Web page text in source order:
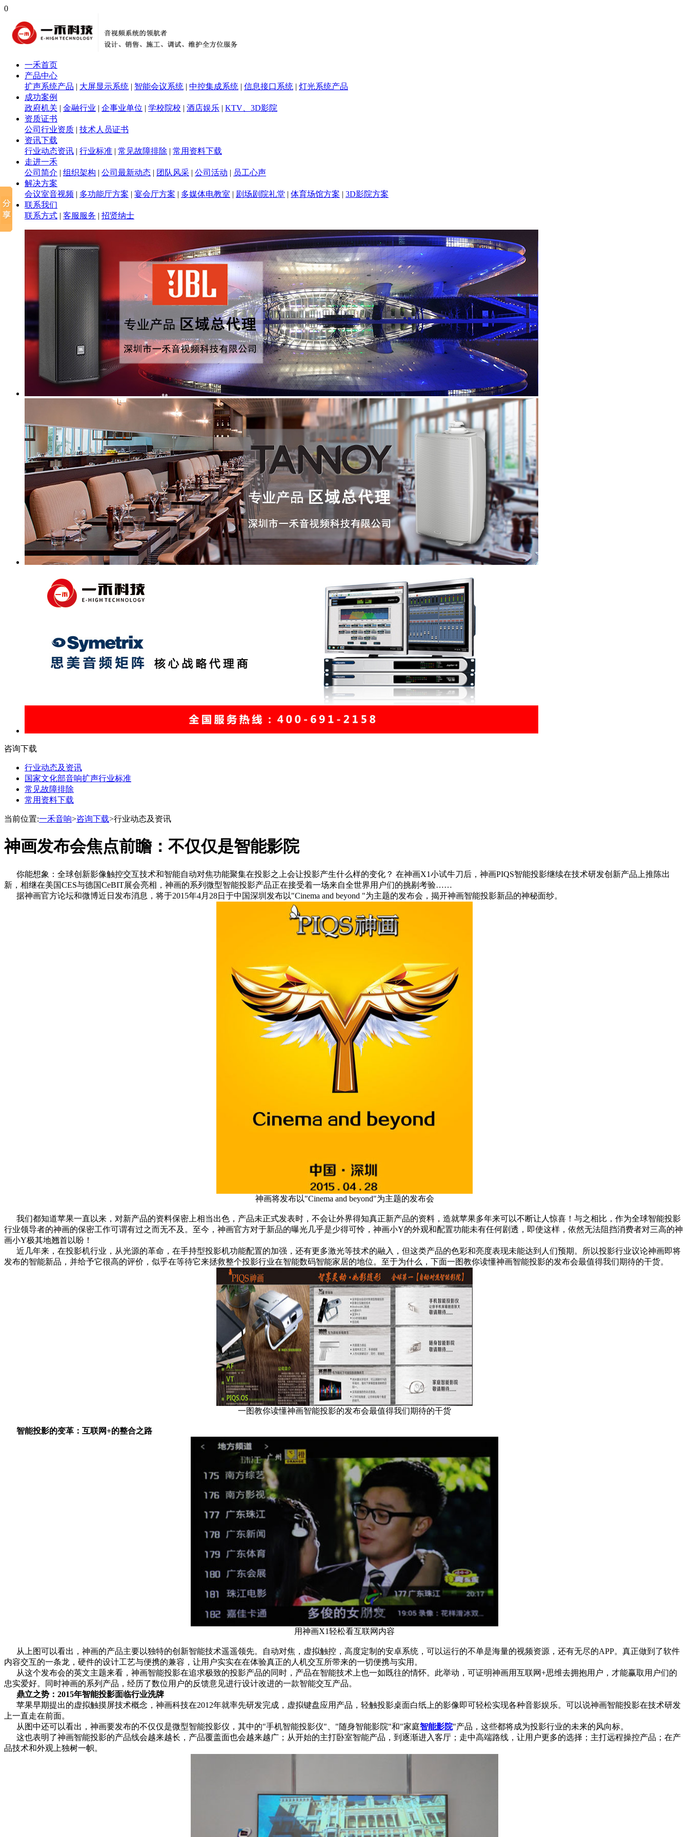
0
一禾首页
产品中心
扩声系统产品 | 大屏显示系统 | 智能会议系统 | 中控集成系统 | 信息接口系统 | 灯光系统产品
成功案例
政府机关 | 金融行业 | 企事业单位 | 学校院校 | 酒店娱乐 | KTV、3D影院
资质证书
公司行业资质 | 技术人员证书
资讯下载
行业动态资讯 | 行业标准 | 常见故障排除 | 常用资料下载
走进一禾
公司简介 | 组织架构 | 公司最新动态 | 团队风采 | 公司活动 | 员工心声
解决方案
会议室音视频 | 多功能厅方案 | 宴会厅方案 | 多媒体电教室 | 剧场剧院礼堂 | 体育场馆方案 | 3D影院方案
联系我们
联系方式 | 客服服务 | 招贤纳士
咨询下载
行业动态及资讯
国家文化部音响扩声行业标准
常见故障排除
常用资料下载
当前位置:一禾音响>咨询下载>行业动态及资讯
神画发布会焦点前瞻：不仅仅是智能影院
你能想象：全球创新影像触控交互技术和智能自动对焦功能聚集在投影之上会让投影产生什么样的变化？ 在神画X1小试牛刀后，神画PIQS智能投影继续在技术研发创新产品上推陈出
新，相继在美国CES与德国CeBIT展会亮相，神画的系列微型智能投影产品正在接受着一场来自全世界用户们的挑剔考验……
据神画官方论坛和微博近日发布消息，将于2015年4月28日于中国深圳发布以"Cinema and beyond "为主题的发布会，揭开神画智能投影新品的神秘面纱。
神画将发布以"Cinema and beyond"为主题的发布会
我们都知道苹果一直以来，对新产品的资料保密上相当出色，产品未正式发表时，不会让外界得知真正新产品的资料，造就苹果多年来可以不断让人惊喜！与之相比，作为全球智能投影
行业领导者的神画的保密工作可谓有过之而无不及。至今，神画官方对于新品的曝光几乎是少得可怜，神画小Y的外观和配置功能未有任何剧透，即使这样，依然无法阻挡消费者对三高的神
画小Y极其地翘首以盼！
近几年来，在投影机行业，从光源的革命，在手持型投影机功能配置的加强，还有更多激光等技术的融入，但这类产品的色彩和亮度表现未能达到人们预期。所以投影行业议论神画即将
发布的智能新品，并给予它很高的评价，似乎在等待它来拯救整个投影行业在智能数码智能家居的地位。至于为什么，下面一图教你读懂神画智能投影的发布会最值得我们期待的干货。
一图教你读懂神画智能投影的发布会最值得我们期待的干货
智能投影的变革：互联网+的整合之路
用神画X1轻松看互联网内容
从上图可以看出，神画的产品主要以独特的创新智能技术遥遥领先。自动对焦，虚拟触控，高度定制的安卓系统，可以运行的不单是海量的视频资源，还有无尽的APP。真正做到了软件
内容交互的一条龙，硬件的设计工艺与便携的兼容，让用户实实在在体验真正的人机交互所带来的一切便携与实用。
从这个发布会的英文主题来看，神画智能投影在追求极致的投影产品的同时，产品在智能技术上也一如既往的情怀。此举动，可证明神画用互联网+思维去拥抱用户，才能赢取用户们的
忠实爱好。同时神画的系列产品，经历了数位用户的反馈意见进行设计改进的一款智能交互产品。
鼎立之势：2015年智能投影面临行业洗牌
苹果早期提出的虚拟触摸屏技术概念，神画科技在2012年就率先研发完成，虚拟键盘应用产品，轻触投影桌面白纸上的影像即可轻松实现各种音影娱乐。可以说神画智能投影在技术研发
上一直走在前面。
从图中还可以看出，神画要发布的不仅仅是微型智能投影仪，其中的"手机智能投影仪"、"随身智能影院"和"家庭智能影院"产品，这些都将成为投影行业的未来的风向标。
这也表明了神画智能投影的产品线会越来越长，产品覆盖面也会越来越广；从开始的主打卧室智能产品，到逐渐进入客厅；走中高端路线，让用户更多的选择；主打远程操控产品；在产
品技术和外观上独树一帜。